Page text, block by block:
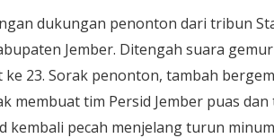
dukungan penonton dari tribun
Jember. Ditengah suara
23. Sorak penonton, tambah
membuat tim Persid Jember puas
kembali pecah menjelang turun